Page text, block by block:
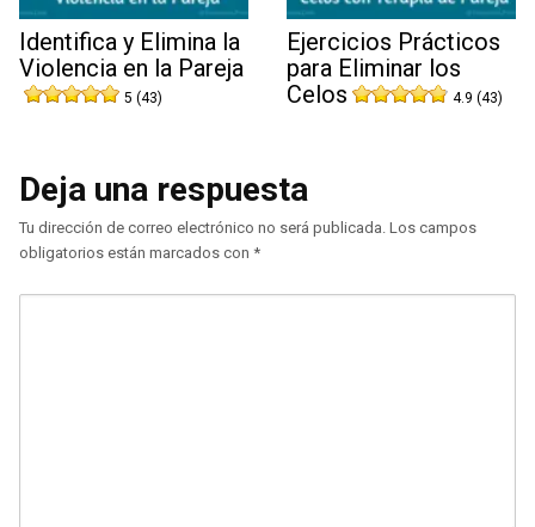
Identifica y Elimina la
Violencia en la Pareja
5 (43)
Ejercicios Prácticos
para Eliminar los
Celos
4.9 (43)
Deja una respuesta
Tu dirección de correo electrónico no será publicada. Los campos
obligatorios están marcados con *